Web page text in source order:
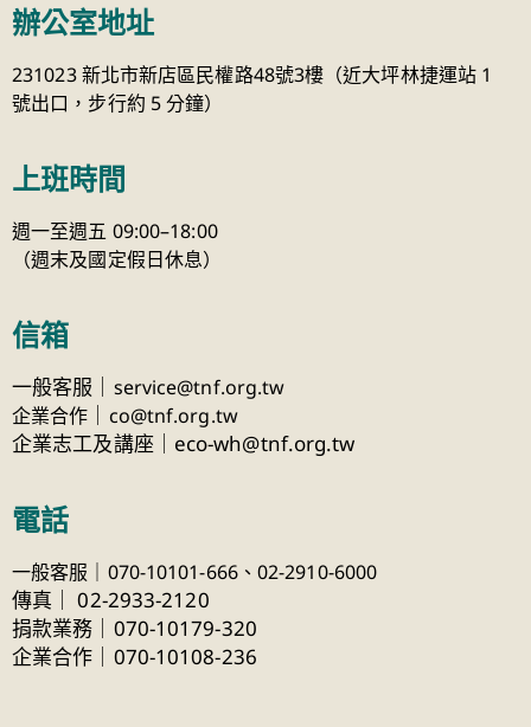
辦公室地址
231023 新北市新店區民權路48號3樓（近大坪林捷運站 1
號出口，步行約 5 分鐘）
上班時間
週一至週五 09:00–18:00
（週末及國定假日休息）
信箱
一般客服｜ service@tnf.org.tw
企業合作
co@tnf.org.tw
企業志工及講座｜eco-wh@tnf.org.tw
電話
一般客服｜070-10101-666、 02-2910-6000
傳真
02-2933-2120
捐款業務｜070-10179-320
企業合作｜070-10108-236